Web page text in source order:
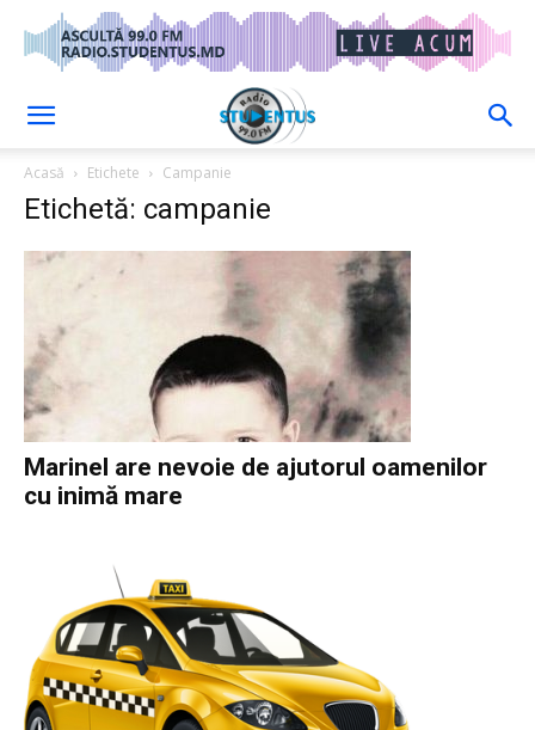
Acasă Etichete Campanie
Etichetă: campanie
Marinel are nevoie de ajutorul oamenilor
cu inimă mare